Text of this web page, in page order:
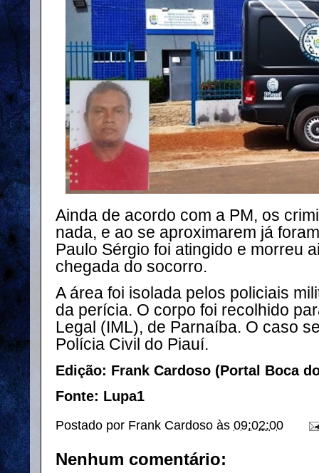
Ainda de acordo com a PM, os
nada, e ao se aproximarem já
Paulo Sérgio foi atingido e morreu
chegada do socorro.
A área foi isolada pelos policiais
da perícia. O corpo foi recolhido
Legal (IML), de Parnaíba. O caso
Polícia Civil do Piauí.
Edição: Frank Cardoso (Portal Boca
Fonte: Lupa1
Postado por Frank Cardoso às 09:02:00
Nenhum comentário: